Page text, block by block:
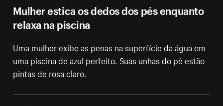
Mulher estica os dedos dos pés enquanto
relaxa na piscina
Uma mulher exibe as penas na superfície da água em
uma piscina de azul perfeito. Suas unhas do pé estão
pintas de rosa claro.